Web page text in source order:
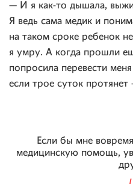
— И я как-то дышала,
Я ведь сама медик и
на таком сроке ребенок
я умру. А когда прошли
попросила перевести
если трое суток
Если бы мне
медицинскую помощь,